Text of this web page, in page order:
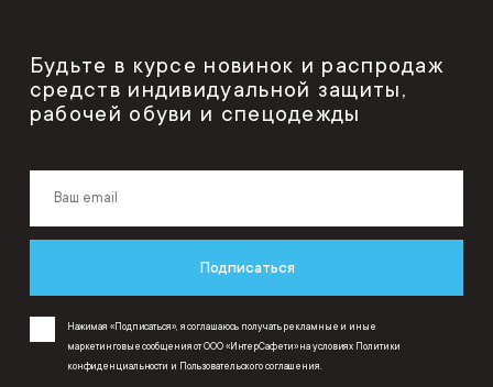
Будьте в курсе новинок и распродаж
средств индивидуальной защиты,
рабочей обуви и спецодежды
Подписаться
Нажимая «Подписаться», я соглашаюсь получать рекламные и иные
маркетинговые сообщения от ООО «ИнтерСафети» на условиях Политики
конфиденциальности и Пользовательского соглашения